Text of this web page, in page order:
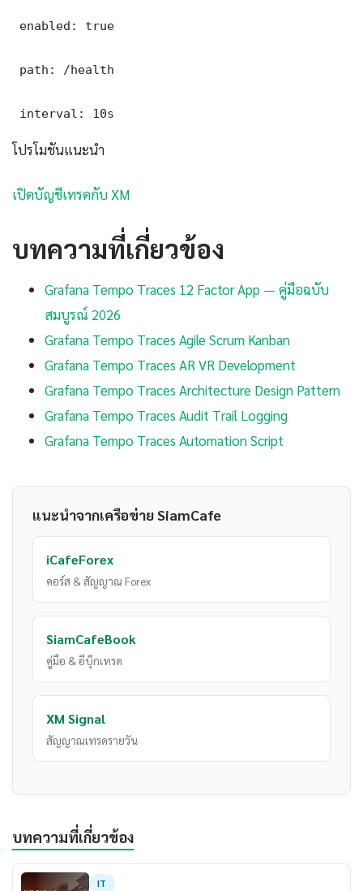
enabled: true
path: /health
interval: 10s
โปรโมชันแนะนำ
เปิดบัญชีเทรดกับ XM
บทความที่เกี่ยวข้อง
Grafana Tempo Traces 12 Factor App — คู่มือฉบับ
สมบูรณ์ 2026
Grafana Tempo Traces Agile Scrum Kanban
Grafana Tempo Traces AR VR Development
Grafana Tempo Traces Architecture Design Pattern
Grafana Tempo Traces Audit Trail Logging
Grafana Tempo Traces Automation Script
แนะนำจากเครือข่าย SiamCafe
iCafeForex
คอร์ส & สัญญาณ Forex
SiamCafeBook
คู่มือ & อีบุ๊กเทรด
XM Signal
สัญญาณเทรดรายวัน
บทความที่เกี่ยวข้อง
IT